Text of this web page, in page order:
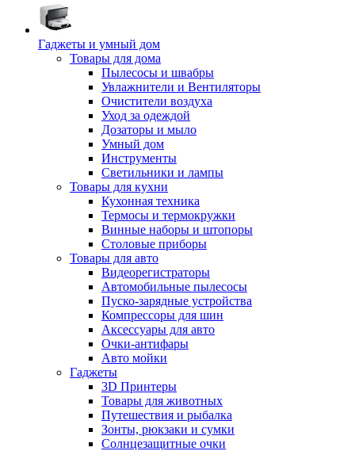
Гаджеты и умный дом
Товары для дома
Пылесосы и швабры
Увлажнители и Вентиляторы
Очистители воздуха
Уход за одеждой
Дозаторы и мыло
Умный дом
Инструменты
Светильники и лампы
Товары для кухни
Кухонная техника
Термосы и термокружки
Винные наборы и штопоры
Столовые приборы
Товары для авто
Видеорегистраторы
Автомобильные пылесосы
Пуско-зарядные устройства
Компрессоры для шин
Аксессуары для авто
Очки-антифары
Авто мойки
Гаджеты
3D Принтеры
Товары для животных
Путешествия и рыбалка
Зонты, рюкзаки и сумки
Солнцезащитные очки